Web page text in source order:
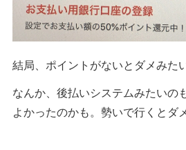
結局、ポイントがないとダメみた
なんか、後払いシステムみたいの
よかったのかも。勢いで行くとダ